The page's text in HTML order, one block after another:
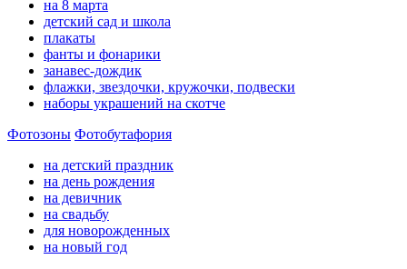
на 8 марта
детский сад и школа
плакаты
фанты и фонарики
занавес-дождик
флажки, звездочки, кружочки, подвески
наборы украшений на скотче
Фотозоны Фотобутафория
на детский праздник
на день рождения
на девичник
на свадьбу
для новорожденных
на новый год